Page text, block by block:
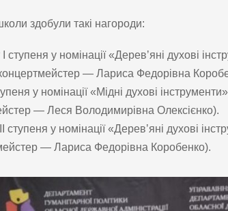
здобули такі нагороди:
ступеня у номінації «Деревʼяні духові
— Лариса Федорівна
у номінації «Мідні духові
— Леся Володимирівна Олексієнко).
ступеня у номінації «Деревʼяні духові
— Лариса Федорівна Коробенко).